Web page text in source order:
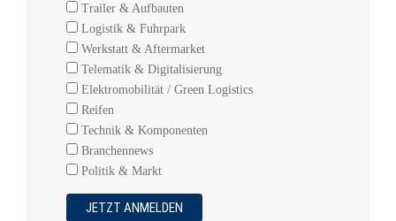
Trailer & Aufbauten
Logistik & Fuhrpark
Werkstatt & Aftermarket
Telematik & Digitalisierung
Elektromobilität / Green Logistics
Reifen
Technik & Komponenten
Branchennews
Politik & Markt